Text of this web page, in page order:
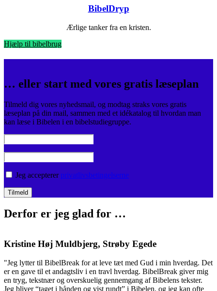
BibelDryp
Ærlige tanker fra en kristen.
Hjælp til bibelbrug
… eller start med vores gratis læseplan
Tilmeld dig vores nyhedsmail, og modtag straks vores gratis
læseplan på din mail, sammen med et idékatalog til hvordan man
kan læse i Bibelen i en bibelstudiegruppe.
Jeg accepterer privatlivsbetingelserne
Derfor er jeg glad for …
Kristine Høj Muldbjerg, Strøby Egede
"Jeg lytter til BibelBreak for at leve tæt med Gud i min hverdag. Det
er en gave til et andagtsliv i en travl hverdag. BibelBreak giver mig
en tryg, tekstnær og overskuelig gennemgang af Bibelens tekster.
Jeg bliver “taget i hånden og vist rundt” i Bibelen, og jeg kan ofte